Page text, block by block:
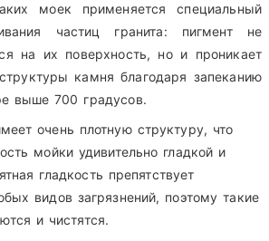
моек применяется специальный
частиц гранита: пигмент не
на их поверхность, но и проникает
камня благодаря запеканию
выше 700 градусов.
очень плотную структуру, что
мойки удивительно гладкой и
гладкость препятствует
видов загрязнений, поэтому такие
и чистятся.